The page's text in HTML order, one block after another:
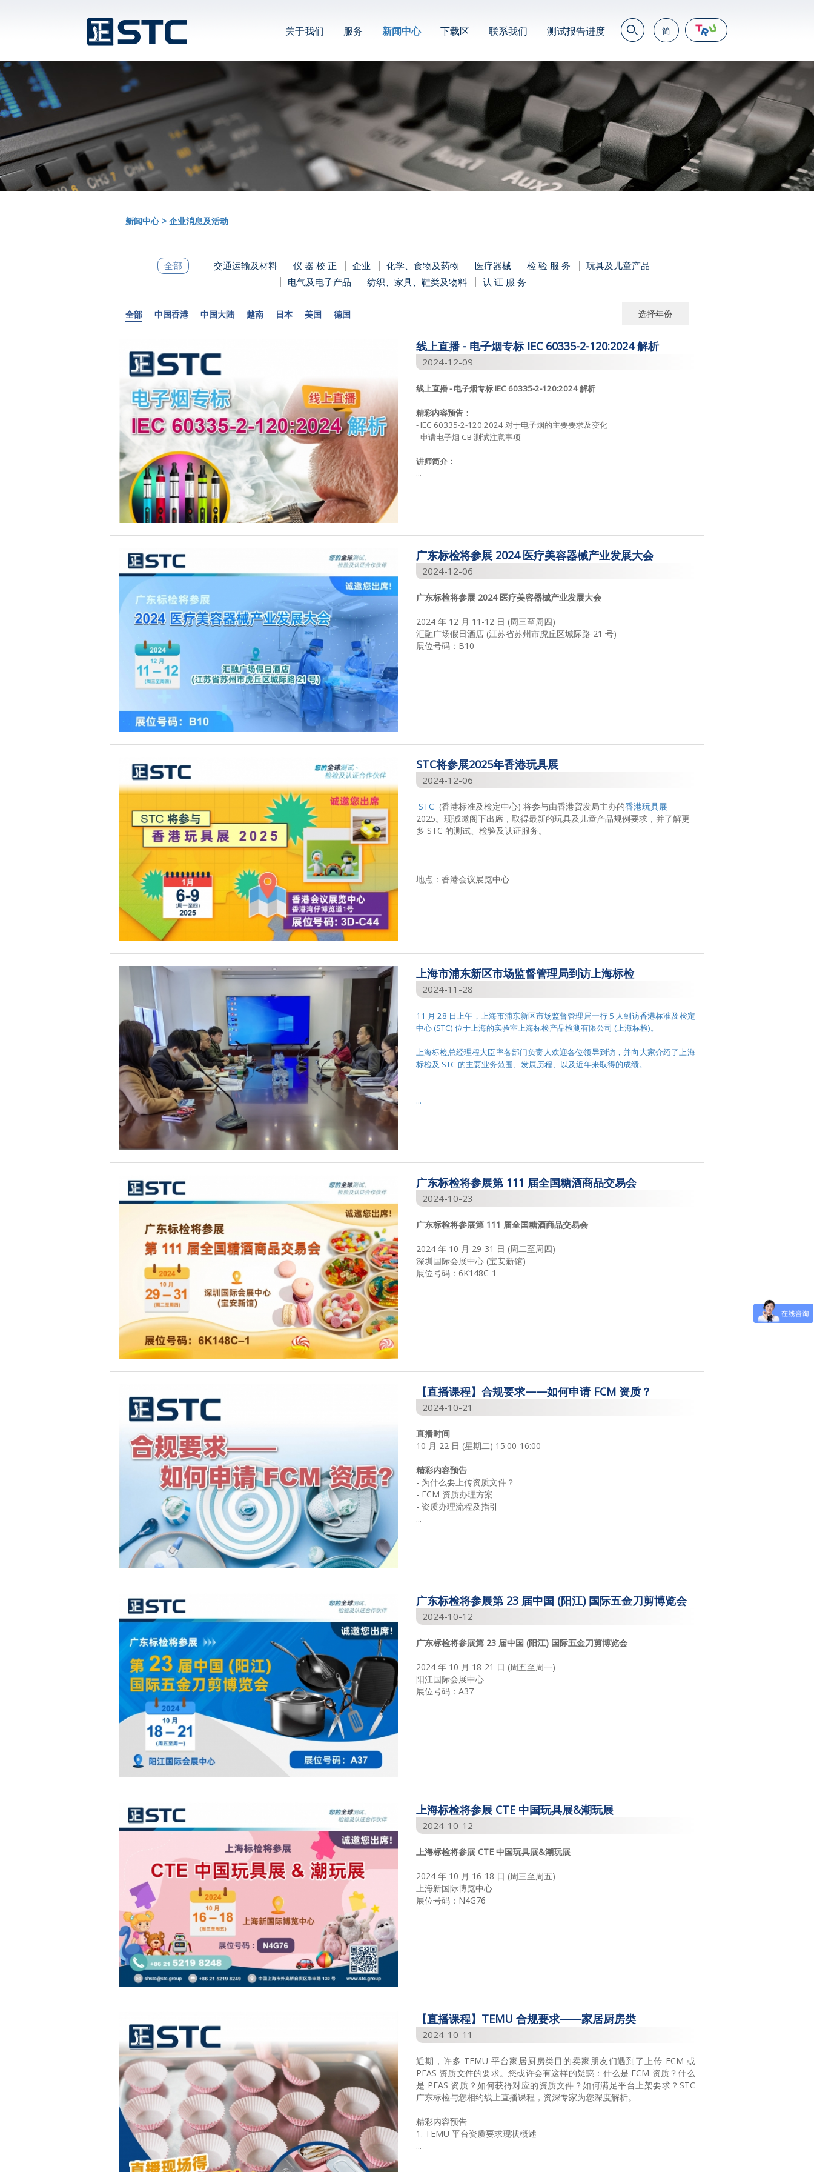
简
繁
简
JP
DE
关于我们 服务 新闻中心 下载区 联系我们 测试报告进度
新闻中心 > 企业消息及活动
全部 交通运输及材料 仪 器 校 正 企业 化学、食物及药物 医疗器械 检 验 服 务
玩具及儿童产品
电气及电子产品
纺织、家具、鞋类及物料 认 证 服 务
全部 中国香港 中国大陆 越南 日本 美国 德国
选择年份
2018
2017
线上直播 - 电子烟专标 IEC 60335-2-120:2024 解析
2024-12-09
线上直播 - 电子烟专标 IEC 60335-2-120:2024 解析
精彩内容预告：
- IEC 60335-2-120:2024 对于电子烟的主要要求及变化
- 申请电子烟 CB 测试注意事项
讲师简介：
...
广东标检将参展 2024 医疗美容器械产业发展大会
2024-12-06
广东标检将参展 2024 医疗美容器械产业发展大会
2024 年 12 月 11-12 日 (周三至周四)
汇融广场假日酒店 (江苏省苏州市虎丘区城际路 21 号)
展位号码：B10
STC将参展2025年香港玩具展
2024-12-06
STC (香港标准及检定中心) 将参与由香港贸发局主办的香港玩具展
2025。现诚邀阁下出席，取得最新的玩具及儿童产品规例要求，并了解更
多 STC 的测试、检验及认证服务。
地点：香港会议展览中心
上海市浦东新区市场监督管理局到访上海标检
2024-11-28
11 月 28 日上午，上海市浦东新区市场监督管理局一行 5 人到访香港标准及检定
中心 (STC) 位于上海的实验室上海标检产品检测有限公司 (上海标检)。
上海标检总经理程大臣率各部门负责人欢迎各位领导到访，并向大家介绍了上海
标检及 STC 的主要业务范围、发展历程、以及近年来取得的成绩。
...
广东标检将参展第 111 届全国糖酒商品交易会
2024-10-23
广东标检将参展第 111 届全国糖酒商品交易会
2024 年 10 月 29-31 日 (周二至周四)
深圳国际会展中心 (宝安新馆)
展位号码：6K148C-1
【直播课程】合规要求——如何申请 FCM 资质？
2024-10-21
直播时间
10 月 22 日 (星期二) 15:00-16:00
精彩内容预告
- 为什么要上传资质文件？
- FCM 资质办理方案
- 资质办理流程及指引
...
广东标检将参展第 23 届中国 (阳江) 国际五金刀剪博览会
2024-10-12
广东标检将参展第 23 届中国 (阳江) 国际五金刀剪博览会
2024 年 10 月 18-21 日 (周五至周一)
阳江国际会展中心
展位号码：A37
上海标检将参展 CTE 中国玩具展&潮玩展
2024-10-12
上海标检将参展 CTE 中国玩具展&潮玩展
2024 年 10 月 16-18 日 (周三至周五)
上海新国际博览中心
展位号码：N4G76
【直播课程】TEMU 合规要求——家居厨房类
2024-10-11
近期，许多 TEMU 平台家居厨房类目的卖家朋友们遇到了上传 FCM 或
PFAS 资质文件的要求。您或许会有这样的疑惑：什么是 FCM 资质？什么
是 PFAS 资质？如何获得对应的资质文件？如何满足平台上架要求？STC
广东标检与您相约线上直播课程，资深专家为您深度解析。
精彩内容预告
1. TEMU 平台资质要求现状概述
...